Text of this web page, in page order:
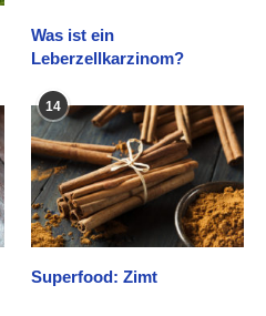
Was ist ein
Leberzellkarzinom?
14
Superfood: Zimt